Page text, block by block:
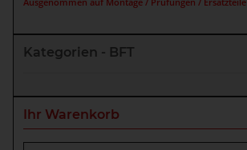
Ausgenommen auf Montage / Prüfungen / Ersatzteile
Kategorien - BFT
Ihr Warenkorb